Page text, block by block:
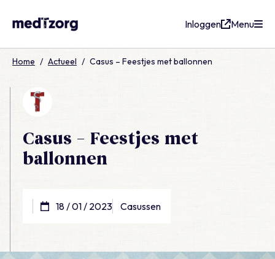
Inloggen Menu
Home / Actueel / Casus – Feestjes met ballonnen
Casus – Feestjes met
ballonnen
18 / 01 / 2023 Casussen